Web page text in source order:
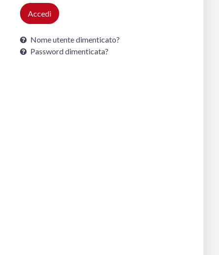
Accedi
Nome utente dimenticato?
Password dimenticata?